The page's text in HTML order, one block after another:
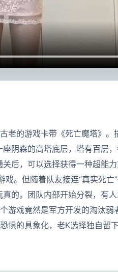
老的游戏卡带《死亡魔塔》。
阴森的高塔底层，塔有百层
后，可以选择获得一种超能
戏。但随着队友接连“真实死
的。团队内部开始分裂，有
游戏竟然是军方开发的淘汰弱
惧的具象化，老K选择独自留